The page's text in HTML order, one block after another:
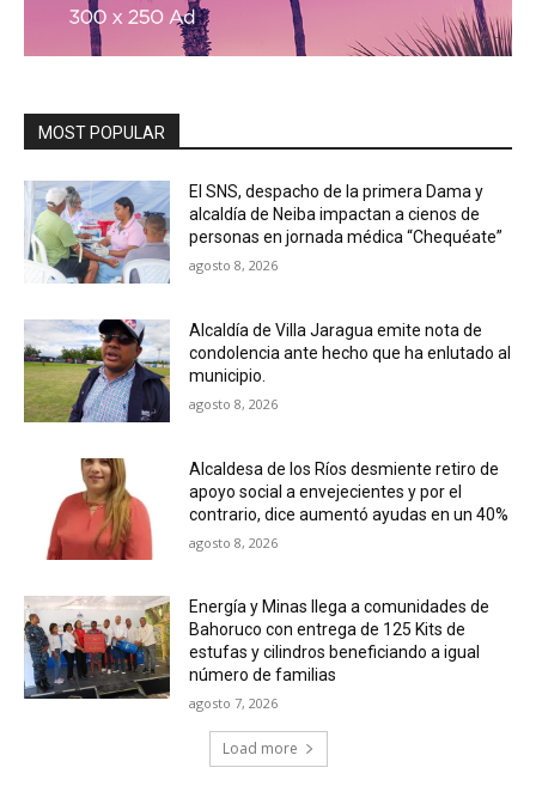
MOST POPULAR
El SNS, despacho de la primera Dama y
alcaldía de Neiba impactan a cienos de
personas en jornada médica “Chequéate”
agosto 8, 2026
Alcaldía de Villa Jaragua emite nota de
condolencia ante hecho que ha enlutado al
municipio.
agosto 8, 2026
Alcaldesa de los Ríos desmiente retiro de
apoyo social a envejecientes y por el
contrario, dice aumentó ayudas en un 40%
agosto 8, 2026
Energía y Minas llega a comunidades de
Bahoruco con entrega de 125 Kits de
estufas y cilindros beneficiando a igual
número de familias
agosto 7, 2026
Load more